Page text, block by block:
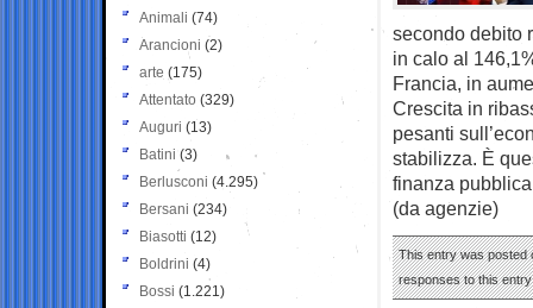
secondo debito
in calo al
Francia, in
Crescita in
pesanti
stabilizza. È
finanza
(da agenzie)
This entry was posted
responses to this
Animali (74)
Arancioni (2)
arte (175)
Attentato (329)
Auguri (13)
Batini (3)
Berlusconi (4.295)
Bersani (234)
Biasotti (12)
Boldrini (4)
Bossi (1.221)